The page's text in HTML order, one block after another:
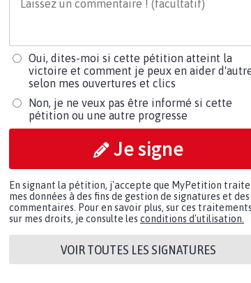
Oui, dites-moi si cette pétition atteint la
victoire et comment je peux en aider
selon mes ouvertures et clics
Non, je ne veux pas être informé si cette
pétition ou une autre progresse
Je signe
En signant la pétition, j'accepte que MyPetition traite
mes données à des fins de gestion de signatures et des
commentaires. Pour en savoir plus, sur ces
sur mes droits, je consulte les conditions d'utilisation.
VOIR TOUTES LES SIGNATURES